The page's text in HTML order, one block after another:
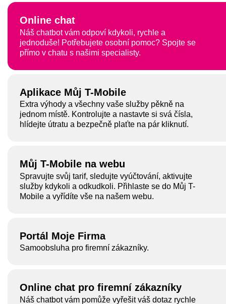
Online chat
Náš chatbot vám odpoví kdykoli, rychle a
jednoduše! Potřebujete osobní pomoc? Spojte se
přímo v chatu s našimi specialisty.
Aplikace Můj T-Mobile
Extra výhody a všechny vaše služby pěkně na
jednom místě. Kontrolujte a nastavte si svá čísla,
hlídejte útratu a bezpečně plaťte na pár kliknutí.
Můj T-Mobile na webu
Spravujte svůj tarif, sledujte vyúčtování, aktivujte
služby kdykoli a odkudkoli. Přihlaste se do Můj T-
Mobile a vyřídíte vše na našem webu.
Portál Moje Firma
Samoobsluha pro firemní zákazníky.
Online chat pro firemní zákazníky
Náš chatbot vám pomůže vyřešit váš dotaz rychle